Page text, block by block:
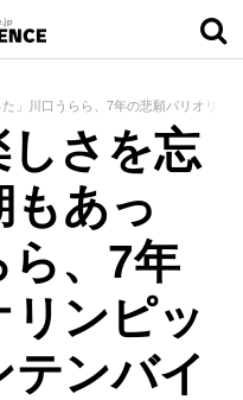
」川口うらら、7年の悲願パリオリ
しさを忘
あっ
ら、7年
ンピッ
テンバイ